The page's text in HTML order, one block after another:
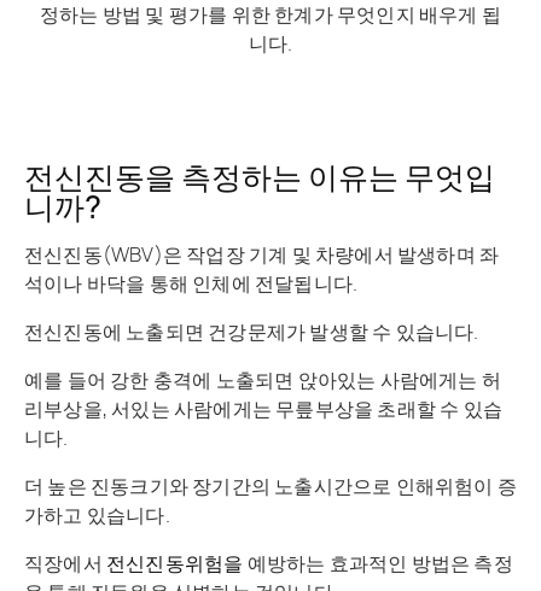
정하는 방법 및 평가를 위한 한계가 무엇인지 배우게 됩
니다.
전신진동을 측정하는 이유는 무엇입
니까?
전신진동(WBV)은 작업장 기계 및 차량에서 발생하며 좌
석이나 바닥을 통해 인체에 전달됩니다.
전신진동에 노출되면 건강문제가 발생할 수 있습니다.
예를 들어 강한 충격에 노출되면 앉아있는 사람에게는 허
리부상을, 서있는 사람에게는 무릎부상을 초래할 수 있습
니다.
더 높은 진동크기와 장기간의 노출시간으로 인해위험이 증
가하고 있습니다.
직장에서 전신진동위험을 예방하는 효과적인 방법은 측정